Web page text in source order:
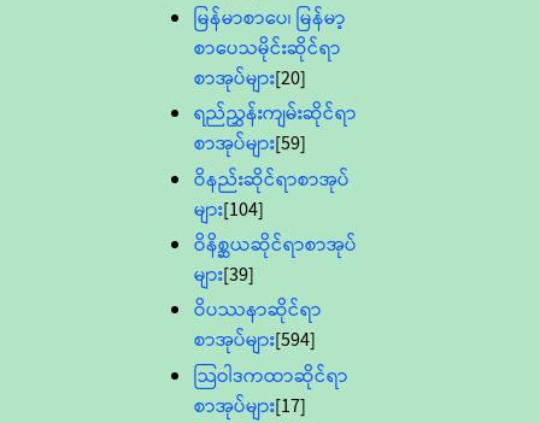
မြန်မာစာပေ၊ မြန်မာ့
စာပေသမိုင်းဆိုင်ရာ
စာအုပ်များ[20]
ရည်ညွှန်းကျမ်းဆိုင်ရာ
စာအုပ်များ[59]
ဝိနည်းဆိုင်ရာစာအုပ်
များ[104]
ဝိနိစ္ဆယဆိုင်ရာစာအုပ်
များ[39]
ဝိပဿနာဆိုင်ရာ
စာအုပ်များ[594]
သြဝါဒကထာဆိုင်ရာ
စာအုပ်များ[17]